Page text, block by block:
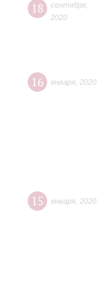
18 сентября
2020
16 января 2020
15 января 2020